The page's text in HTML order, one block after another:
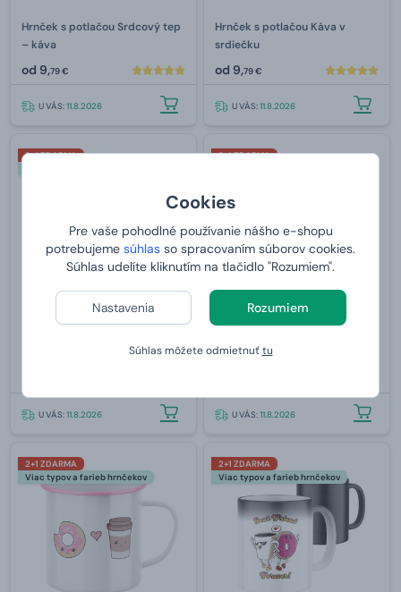
Cookies
Pre vaše pohodlné používanie nášho e-shopu
potrebujeme súhlas so spracovaním súborov cookies.
Súhlas udelíte kliknutím na tlačidlo "Rozumiem".
Nastavenia Rozumiem
Súhlas môžete odmietnuťtu
Hrnček s potlačou Srdcový tep
– káva
od 9,79 €
U VÁS:11.8.2026
Hrnček s potlačou Káva v
srdiečku
od 9,79 €
U VÁS:11.8.2026
2+1 ZDARMA
U VÁS:11.8.2026
2+1 ZDARMA
hrnček káva a cupcake
U VÁS:11.8.2026
2+1 ZDARMA
Viac typov a farieb hrnčekov
2+1 ZDARMA
Viac typov a farieb hrnčekov